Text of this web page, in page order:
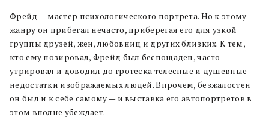
Фрейд — мастер психологического портрета. Но к этому
жанру он прибегал нечасто, приберегая его для узкой
группы друзей, жен, любовниц и других близких. К тем,
кто ему позировал, Фрейд был беспощаден, часто
утрировал и доводил до гротеска телесные и душевные
недостатки изображаемых людей. Впрочем, безжалостен
он был и к себе самому — и выставка его автопортретов в
этом вполне убеждает.